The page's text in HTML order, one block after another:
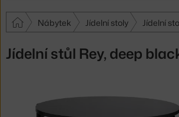
Nábytek Jídelní stoly Jídelní
Jídelní stůl Rey, deep